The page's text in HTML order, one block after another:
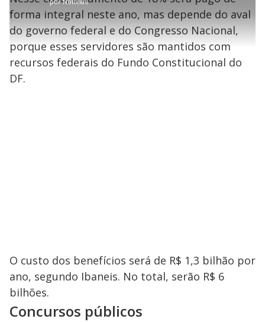
l
a
o
r
0
e
g
n
d
s
a
1
s
e
u
n
1
3
%
c
e
n
r
i
l
h
a
r
forma integral neste ano, mas depende do aval
do governo federal e do Congresso Nacional,
porque esses servidores são mantidos com
recursos federais do Fundo Constitucional do
DF.
O custo dos benefícios será de R$ 1,3 bilhão por
ano, segundo Ibaneis. No total, serão R$ 6
bilhões.
Concursos públicos